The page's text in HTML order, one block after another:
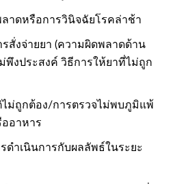
าดหรือการวินิจฉัยโรคล่าช้า
สั่งจ่ายยา (ความผิดพลาดด้าน
พึงประสงค์ วิธีการให้ยาที่ไม่ถูก
ม่ถูกต้อง/การตรวจไม่พบภูมิแพ้
อาหาร
ดำเนินการกับผลลัพธ์ในระยะ